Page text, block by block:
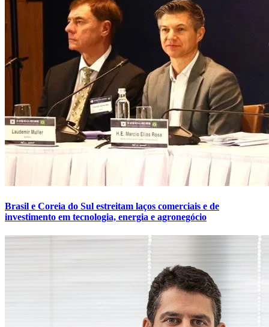
Brasil e Coreia do Sul estreitam laços comerciais e de
investimento em tecnologia, energia e agronegócio